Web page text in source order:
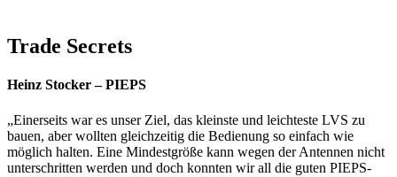
Trade Secrets
Heinz Stocker –PIEPS
„Einerseits war es unser Ziel, das kleinste und leichteste LVS zu
bauen, aber wollten gleichzeitig die Bedienung so einfach wie
möglich halten. Eine Mindestgröße kann wegen der Antennen nicht
unterschritten werden und doch konnten wir all die guten PIEPS-